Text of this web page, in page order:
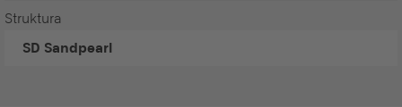
Struktura
SD Sandpearl